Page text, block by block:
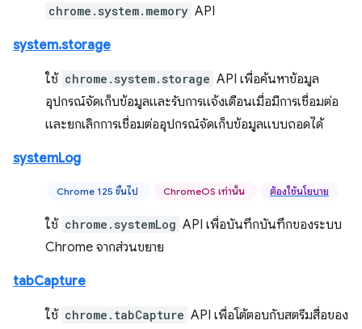
chrome.system.memory API
system.storage
ใช้ chrome.system.storage API เพื่อค้นหาข้อมูล
อุปกรณ์จัดเก็บข้อมูลและรับการแจ้งเตือนเมื่อมีการเชื่อมต่อ
และยกเลิกการเชื่อมต่ออุปกรณ์จัดเก็บข้อมูลแบบถอดได้
systemLog
Chrome 125 ขึ้นไป ChromeOS เท่านั้น ต้องใช้นโยบาย
ใช้ chrome.systemLog API เพื่อบันทึกบันทึกของระบบ
Chrome จากส่วนขยาย
tabCapture
ใช้ chrome.tabCapture API เพื่อโต้ตอบกับสตรีมสื่อของ